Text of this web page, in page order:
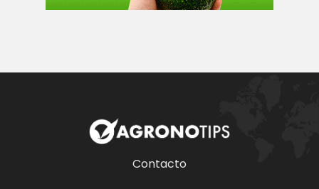
Contacto